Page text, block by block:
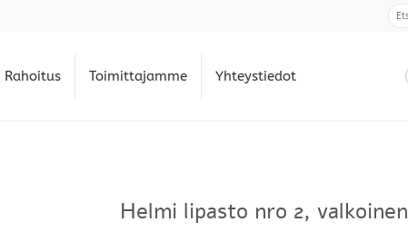
Rahoitus Toimittajamme Yhteystiedot
Helmi lipasto nro 2, valkoinen